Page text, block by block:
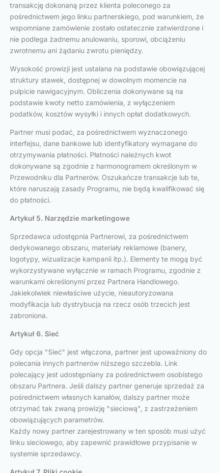
transakcję dokonaną przez klienta poleconego za
pośrednictwem jego linku partnerskiego, pod warunkiem, że
wspomniane zamówienie zostało ostatecznie zatwierdzone i
nie podlega żadnemu anulowaniu, sporowi, obciążeniu
zwrotnemu ani żądaniu zwrotu pieniędzy.
Wysokość prowizji jest ustalana na podstawie obowiązującej
struktury stawek, dostępnej w dowolnym momencie na
pulpicie nawigacyjnym. Obliczenia dokonywane są na
podstawie kwoty netto zamówienia, z wyłączeniem
podatków, kosztów wysyłki i innych opłat dodatkowych.
Partner musi podać, za pośrednictwem wyznaczonego
interfejsu, dane bankowe lub identyfikatory wymagane do
otrzymywania płatności. Płatności należnych kwot
dokonywane są zgodnie z harmonogramem określonym w
Przewodniku dla Partnerów. Oszukańcze transakcje lub te,
które naruszają zasady Programu, nie będą kwalifikować się
do płatności.
Artykuł 5. Narzędzie marketingowe
Sprzedawca udostępnia Partnerowi, za pośrednictwem
dedykowanego obszaru, materiały reklamowe (banery,
logotypy, wizualizacje kampanii itp.). Elementy te mogą być
wykorzystywane wyłącznie w ramach Programu, zgodnie z
warunkami określonymi przez Partnera Handlowego.
Jakiekolwiek niewłaściwe użycie, nieautoryzowana
modyfikacja lub dystrybucja na rzecz osób trzecich jest
zabroniona.
Artykuł 6. Sieć
Gdy opcja "Sieć" jest włączona, partner jest upoważniony do
polecania innych partnerów niższego szczebla. Link
polecający jest udostępniany za pośrednictwem osobistego
obszaru Partnera. Jeśli dalszy partner generuje sprzedaż za
pośrednictwem własnych kanałów, dalszy partner może
otrzymać tak zwaną prowizję "sieciową", z zastrzeżeniem
obowiązujących parametrów.
Każdy nowy partner zarejestrowany w ten sposób musi użyć
linku sieciowego, aby zapewnić prawidłowe przypisanie w
systemie sprzedawcy.